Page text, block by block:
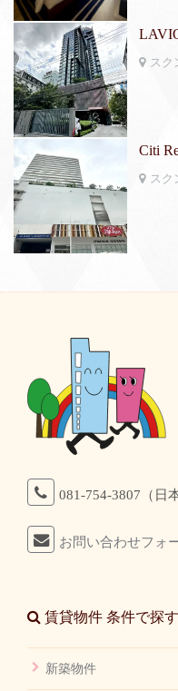
スク
Citi
スク
081-754-3807（日
お問い合わせフォ
賃貸物件 条件で探す
新築物件